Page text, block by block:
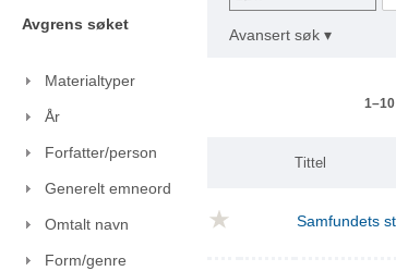
Avgrens søket
Materialtyper
År
Forfatter/person
Generelt emneord
Omtalt navn
Form/genre
Avansert søk ▾
Tittel
Samfundets